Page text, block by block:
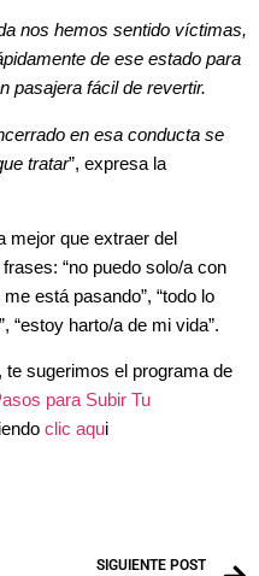
nos hemos sentido víctimas,
de ese estado para
pasajera fácil de revertir.
en esa conducta se
tratar”, expresa la
mejor que extraer del
“no puedo solo/a con
está pasando”, “todo lo
“estoy harto/a de mi vida”.
sugerimos el programa de
para Subir Tu
clic aqui
SIGUIENTE POST